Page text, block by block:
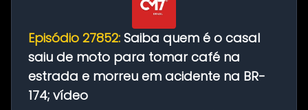
Episódio 27852: Saiba quem é o casal
saiu de moto para tomar café na
estrada e morreu em acidente na BR-
174; vídeo